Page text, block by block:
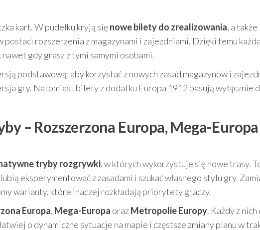
kart. W pudełku kryją sięnowe bilety do zrealizowania, a także
rozszerzenia z magazynami i zajezdniami. Dzięki temu każda
gdy grasz z tymi samymi osobami.
podstawową: aby korzystać z nowych zasad magazynów i
gry. Natomiast bilety z dodatku Europa 1912 pasują wyłącznie
– Rozszerzona Europa, Mega-
tryby rozgrywki, w których wykorzystuje się nowe trasy.
eksperymentować z zasadami i szukać własnego stylu gry.
warianty, które inaczej rozkładają priorytety graczy.
Europa, Mega-Europa orazMetropolie Europy. Każdy z
o dynamiczne sytuacje na mapie i częstsze zmiany planu w